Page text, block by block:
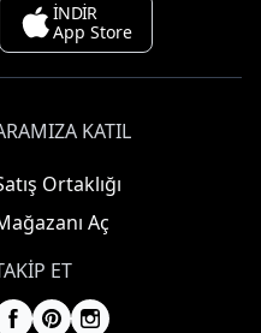
İNDİR
App Store
KATIL
Ortaklığı
Aç
ET